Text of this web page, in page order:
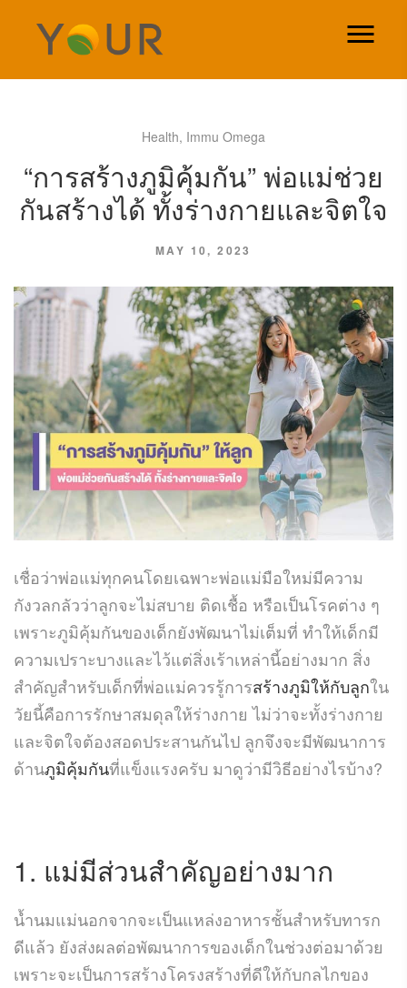
Health, Immu Omega
“การสร้างภูมิคุ้มกัน” พ่อแม่ช่วย
กันสร้างได้ ทั้งร่างกายและจิตใจ
MAY 10, 2023
เชื่อว่าพ่อแม่ทุกคนโดยเฉพาะพ่อแม่มือใหม่มีความ
กังวลกลัวว่าลูกจะไม่สบาย ติดเชื้อ หรือเป็นโรคต่าง ๆ
เพราะภูมิคุ้มกันของเด็กยังพัฒนาไม่เต็มที่ ทำให้เด็กมี
ความเปราะบางและไว้แต่สิ่งเร้าเหล่านี้อย่างมาก สิ่ง
สำคัญสำหรับเด็กที่พ่อแม่ควรรู้การสร้างภูมิให้กับลูกใน
วัยนี้คือการรักษาสมดุลให้ร่างกาย ไม่ว่าจะทั้งร่างกาย
และจิตใจต้องสอดประสานกันไป ลูกจึงจะมีพัฒนาการ
ด้านภูมิคุ้มกันที่แข็งแรงครับ มาดูว่ามีวิธีอย่างไรบ้าง?
1. แม่มีส่วนสำคัญอย่างมาก
น้ำนมแม่นอกจากจะเป็นแหล่งอาหารชั้นสำหรับทารก
ดีแล้ว ยังส่งผลต่อพัฒนาการของเด็กในช่วงต่อมาด้วย
เพราะจะเป็นการสร้างโครงสร้างที่ดีให้กับกลไกของ